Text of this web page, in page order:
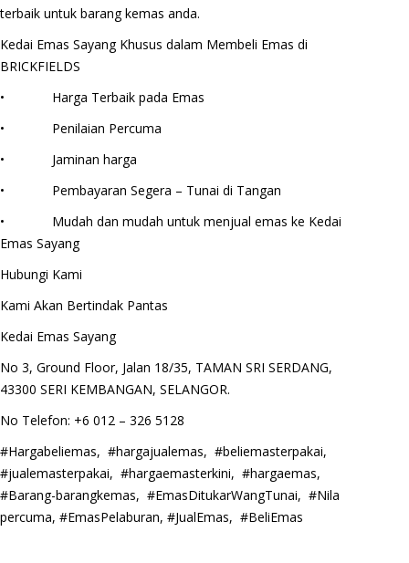
terbaik untuk barang kemas anda.
Kedai Emas Sayang Khusus dalam Membeli Emas di
BRICKFIELDS
• Harga Terbaik pada Emas
• Penilaian Percuma
• Jaminan harga
• Pembayaran Segera – Tunai di Tangan
• Mudah dan mudah untuk menjual emas ke Kedai
Emas Sayang
Hubungi Kami
Kami Akan Bertindak Pantas
Kedai Emas Sayang
No 3, Ground Floor, Jalan 18/35, TAMAN SRI SERDANG,
43300 SERI KEMBANGAN, SELANGOR.
No Telefon: +6 012 – 326 5128
#Hargabeliemas, #hargajualemas, #beliemasterpakai,
#jualemasterpakai, #hargaemasterkini, #hargaemas,
#Barang-barangkemas, #EmasDitukarWangTunai, #Nila
percuma, #EmasPelaburan, #JualEmas, #BeliEmas